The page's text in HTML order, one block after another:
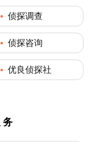
侦探调查
侦探咨询
优良侦探社